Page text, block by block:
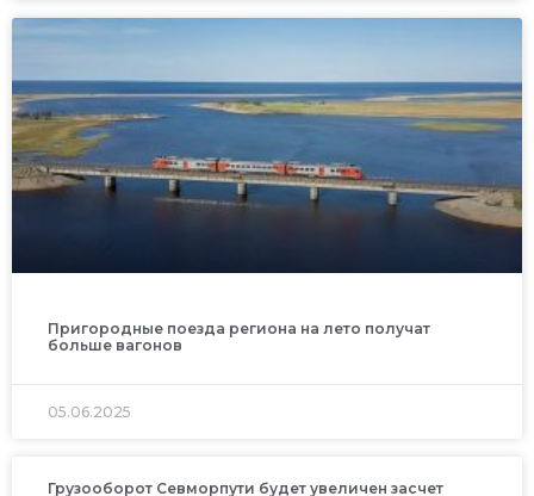
Пригородные поезда региона на лето получат
больше вагонов
05.06.2025
Грузооборот Севморпути будет увеличен засчет